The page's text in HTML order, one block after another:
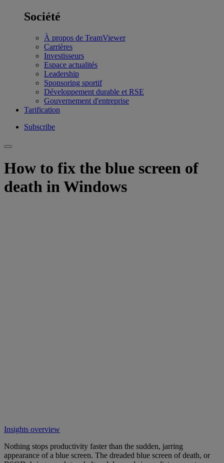
Société
À propos de TeamViewer
Carrières
Investisseurs
Espace actualités
Leadership
Sponsoring sportif
Développement durable et RSE
Gouvernement d'entreprise
Tarification
Subscribe
How to fix the blue screen of
death in Windows
Insights overview
Nothing stops productivity faster than the sudden, jarring
appearance of a blue screen. The dreaded blue screen of death, or